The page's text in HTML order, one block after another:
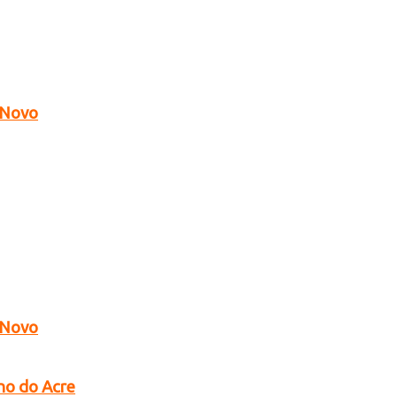
do Acre